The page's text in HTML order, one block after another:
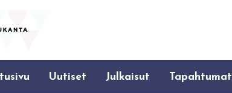
Uutiset Julkaisut Tapahtumat